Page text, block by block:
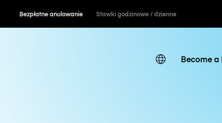
anulowanie Stawki godzinowe / dzienne
Become a